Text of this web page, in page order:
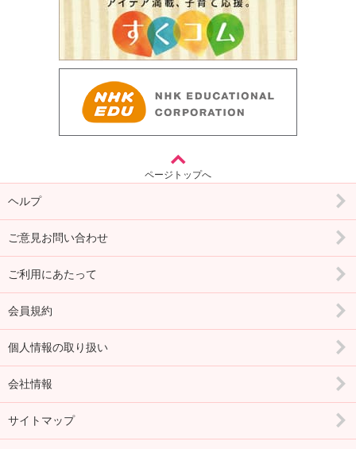
ページトップへ
ヘルプ
ご意見お問い合わせ
ご利用にあたって
会員規約
個人情報の取り扱い
会社情報
サイトマップ